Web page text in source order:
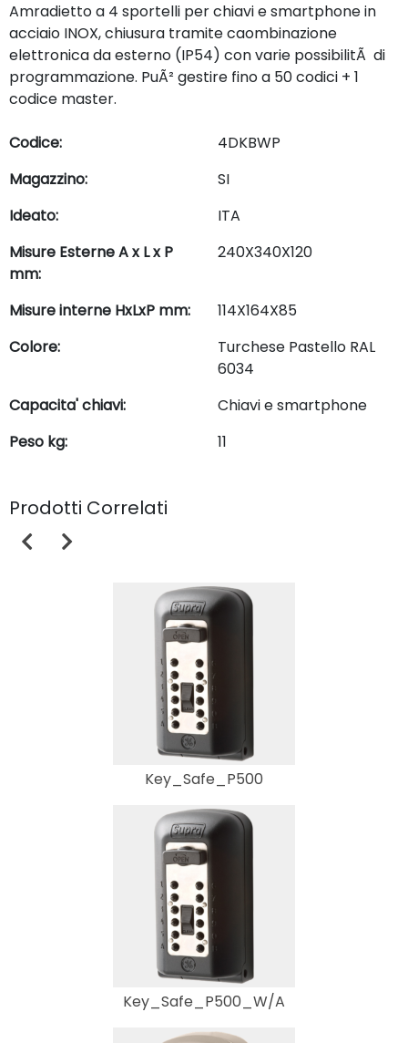
Amradietto a 4 sportelli per chiavi e smartphone in
acciaio INOX, chiusura tramite caombinazione
elettronica da esterno (IP54) con varie possibilitÃ di
programmazione. PuÃ² gestire fino a 50 codici + 1
codice master.
Codice:
4DKBWP
Magazzino:
SI
Ideato:
ITA
Misure Esterne A x L x P
mm:
240X340X120
Misure interne HxLxP mm:
114X164X85
Colore:
Turchese Pastello RAL
6034
Capacita' chiavi:
Chiavi e smartphone
Peso kg:
11
Prodotti Correlati
Key_Safe_P500
Key_Safe_P500_W/A